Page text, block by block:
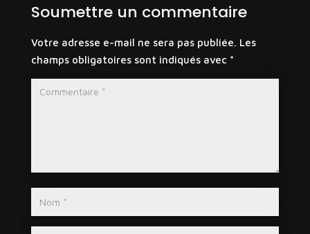
Soumettre un commentaire
Votre adresse e-mail ne sera pas publiée. Les
champs obligatoires sont indiqués avec *